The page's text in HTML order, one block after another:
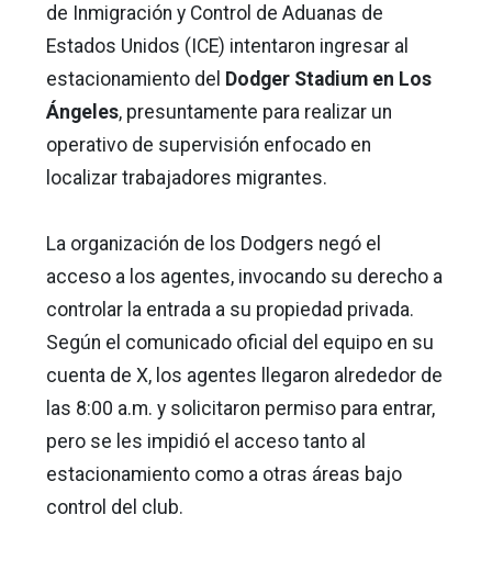
de Inmigración y Control de Aduanas de
Estados Unidos (ICE) intentaron ingresar al
estacionamiento del Dodger Stadium en Los
Ángeles, presuntamente para realizar un
operativo de supervisión enfocado en
localizar trabajadores migrantes.
La organización de los Dodgers negó el
acceso a los agentes, invocando su derecho a
controlar la entrada a su propiedad privada.
Según el comunicado oficial del equipo en su
cuenta de X, los agentes llegaron alrededor de
las 8:00 a.m. y solicitaron permiso para entrar,
pero se les impidió el acceso tanto al
estacionamiento como a otras áreas bajo
control del club.